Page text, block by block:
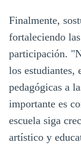
Finalmente,
fortaleciendo
participación.
los estudiantes,
pedagógicas a
importante es
escuela siga
artístico y